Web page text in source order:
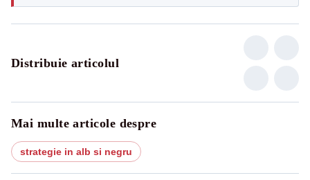
Distribuie articolul
Mai multe articole despre
strategie in alb si negru